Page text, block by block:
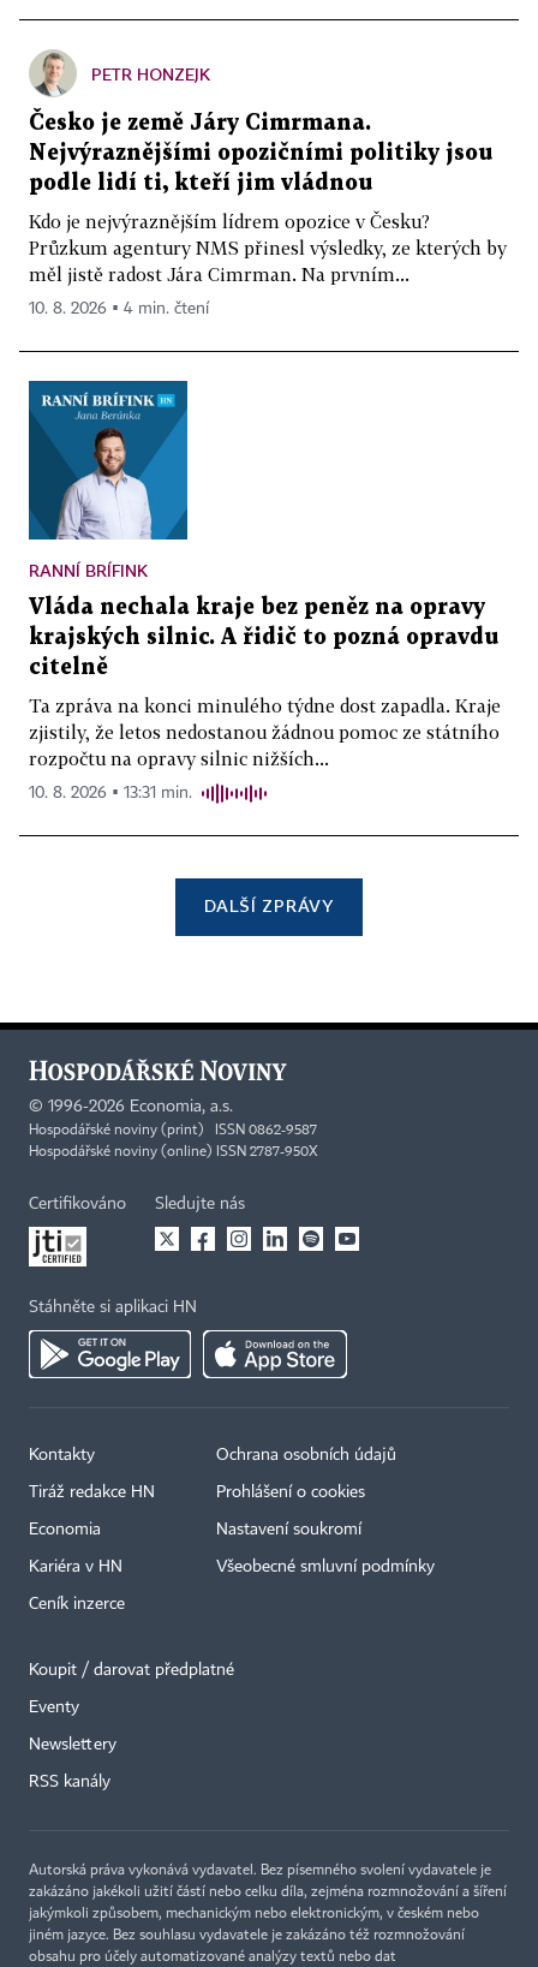
PETR HONZEJK
Česko je země Járy Cimrmana.
Nejvýraznějšími opozičními politiky jsou
podle lidí ti, kteří jim vládnou
Kdo je nejvýraznějším lídrem opozice v Česku?
Průzkum agentury NMS přinesl výsledky, ze kterých by
měl jistě radost Jára Cimrman. Na prvním...
10. 8. 2026 ▪ 4 min. čtení
RANNÍ BRÍFINK
Vláda nechala kraje bez peněz na opravy
krajských silnic. A řidič to pozná opravdu
citelně
Ta zpráva na konci minulého týdne dost zapadla. Kraje
zjistily, že letos nedostanou žádnou pomoc ze státního
rozpočtu na opravy silnic nižších...
10. 8. 2026 ▪ 13:31 min.
DALŠÍ ZPRÁVY
© 1996-2026 Economia, a.s.
Hospodářské noviny (print) ISSN 0862-9587
Hospodářské noviny (online) ISSN 2787-950X
Certifikováno Sledujte nás
Stáhněte si aplikaci HN
Kontakty
Tiráž redakce HN
Economia
Kariéra v HN
Ceník inzerce
Ochrana osobních údajů
Prohlášení o cookies
Nastavení soukromí
Všeobecné smluvní podmínky
Koupit / darovat předplatné
Eventy
Newslettery
RSS kanály
Autorská práva vykonává vydavatel. Bez písemného svolení vydavatele je
zakázáno jakékoli užití částí nebo celku díla, zejména rozmnožování a šíření
jakýmkoli způsobem, mechanickým nebo elektronickým, v českém nebo
jiném jazyce. Bez souhlasu vydavatele je zakázáno též rozmnožování
obsahu pro účely automatizované analýzy textů nebo dat